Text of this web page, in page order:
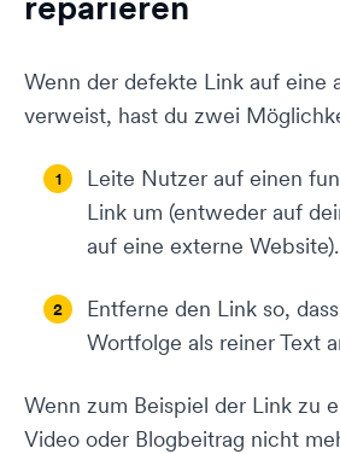
Wenn der defekte Link auf eine
verweist, hast du zwei
Leite Nutzer auf einen
Link um (entweder auf
auf eine externe Website).
Entferne den Link so,
Wortfolge als reiner Text
Wenn zum Beispiel der Link zu
Video oder Blogbeitrag nicht